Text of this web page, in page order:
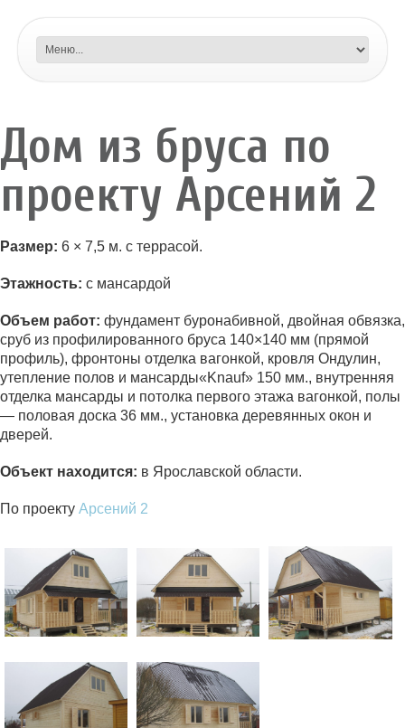
Дом из бруса по
проекту Арсений 2
Размер: 6 × 7,5 м. с террасой.
Этажность: с мансардой
Объем работ: фундамент буронабивной, двойная обвязка,
сруб из профилированного бруса 140×140 мм (прямой
профиль), фронтоны отделка вагонкой, кровля Ондулин,
утепление полов и мансарды«Knauf» 150 мм., внутренняя
отделка мансарды и потолка первого этажа вагонкой, полы
— половая доска 36 мм., установка деревянных окон и
дверей.
Объект находится: в Ярославской области.
По проекту Арсений 2